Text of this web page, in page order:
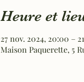
Heure et
27 nov. 2024, 20:00 –
Maison Paquerette, 5